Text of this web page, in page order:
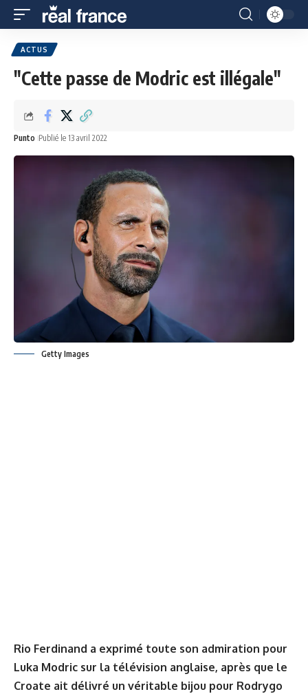
ACTUS
"Cette passe de Modric est illégale"
Punto Publié le 13 avril 2022
Getty Images
Rio Ferdinand a exprimé toute son admiration pour
Luka Modric sur la télévision anglaise, après que le
Croate ait délivré un véritable bijou pour Rodrygo